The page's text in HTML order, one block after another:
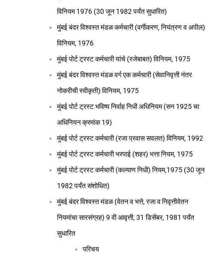
विनियम 1976 (30 जून 1982 पर्यंत सुधारित)
मुंबई बंदर विश्वस्त मंडळ कर्मचारी (वर्गीकरण, नियंत्रण व अपील)
विनियम, 1976
मुंबई पोर्ट ट्रस्ट कर्मचारी यांचे (रजेबाबत) विनियम, 1975
मुंबई बंदर विश्वस्त मंडळ वर्ग एक कर्मचारी (सेवानिवृत्ती नंतर
नोकरीची स्वीकृती) विनियम, 1975
मुंबई पोर्ट ट्रस्ट भविष्य निर्वाह निधी अधिनियम (सन 1925 चा
अधिनियन क्रमांक 19)
मुंबई पोर्ट ट्रस्ट कर्मचारी (रजा प्रवास सवलत) विनियम, 1992
मुंबई पोर्ट ट्रस्ट कर्मचारी भरपाई (शहर) भत्ता नियम, 1975
मुंबई पोर्ट ट्रस्ट कर्मचारी (कल्याण निधी) नियम,1975 (30 जून
1982 पर्यंत संशोधित)
मुंबई बंदर विश्वस्त मंडळ (वेतन व भत्ते, रजा व निवृत्तीवेतन
नियमांचा सारसंग्रह) 9 वी आवृत्ती, 31 डिसेंबर, 1981 पर्यंत
सुधारित
परिचय